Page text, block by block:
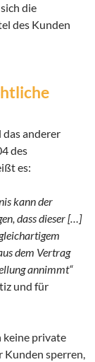
die
des Kunden
das anderer
des
es:
kann der
dass dieser […]
dem Vertrag
annimmt“
und für
keine private
Kunden sperren,